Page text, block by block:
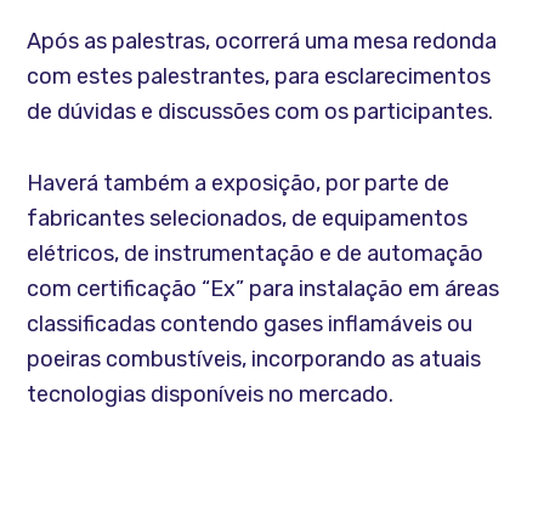
Após as palestras, ocorrerá uma mesa redonda
com estes palestrantes, para esclarecimentos
de dúvidas e discussões com os participantes.
Haverá também a exposição, por parte de
fabricantes selecionados, de equipamentos
elétricos, de instrumentação e de automação
com certificação “Ex” para instalação em áreas
classificadas contendo gases inflamáveis ou
poeiras combustíveis, incorporando as atuais
tecnologias disponíveis no mercado.